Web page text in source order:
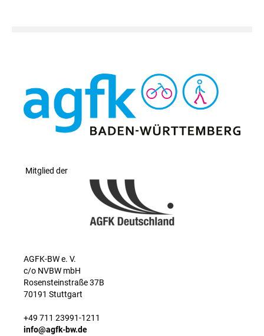
Mitglied der
AGFK-BW e. V.
c/o NVBW mbH
Rosensteinstraße 37B
70191 Stuttgart
+49 711 23991-1211
info@agfk-bw.de